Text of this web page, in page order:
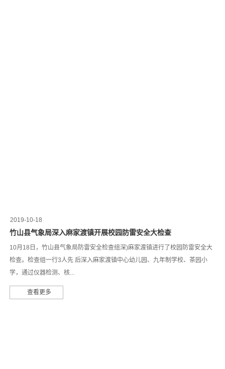
2019-10-18
竹山县气象局深入麻家渡镇开展校园防雷安全大检查
10月18日，竹山县气象局防雷安全检查组深)麻家渡镇进行了校园防雷安全大
检查。检查组一行3人先 后深入麻家渡镇中心幼儿园、九年制学校、茶园小
学，通过仪器检测、核...
查看更多